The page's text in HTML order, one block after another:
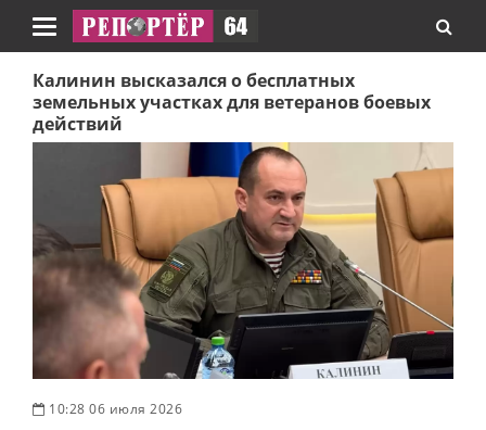
Навигация
Калинин высказался о бесплатных
земельных участках для ветеранов боевых
действий
10:28 06 июля 2026